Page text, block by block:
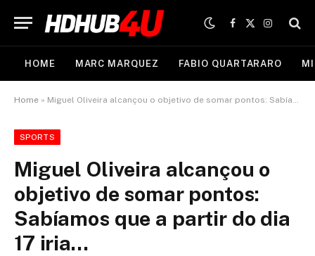
Facebook
X
(Twitter)
Instagram
HOME MARC MARQUEZ FABIO QUARTARARO
Home » Miguel Oliveira alcançou o objetivo de somar pontos: Sabíamos que a partir do dia 17 iria…
SPORTS
Miguel Oliveira alcançou o
objetivo de somar pontos:
Sabíamos que a partir do dia
17 iria…